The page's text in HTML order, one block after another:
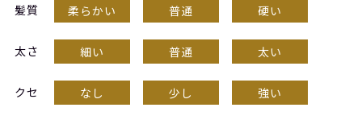
髪質 柔らかい 普通 硬い
太さ 細い 普通 太い
クセ なし 少し 強い